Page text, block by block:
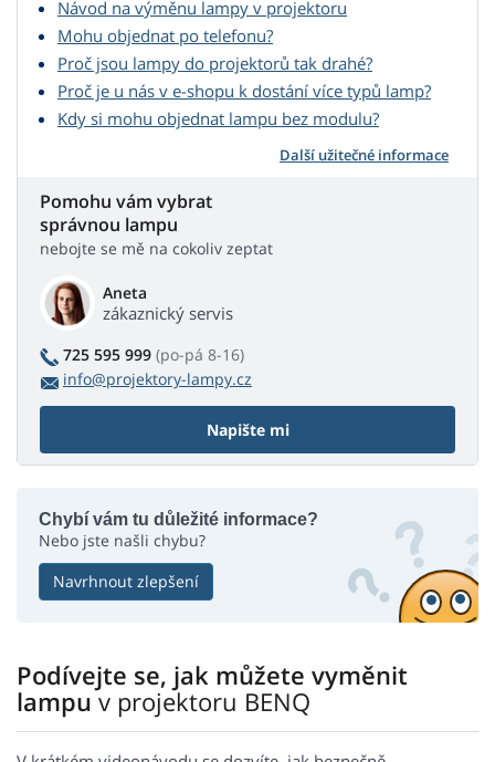
Návod na výměnu lampy v projektoru
Mohu objednat po telefonu?
Proč jsou lampy do projektorů tak drahé?
Proč je u nás v e-shopu k dostání více typů lamp?
Kdy si mohu objednat lampu bez modulu?
Další užitečné informace
Pomohu vám vybrat
správnou lampu
nebojte se mě na cokoliv zeptat
Aneta
zákaznický servis
725 595 999 (po-pá 8-16)
info@projektory-lampy.cz
Napište mi
Chybí vám tu důležité informace?
Nebo jste našli chybu?
Navrhnout zlepšení
Podívejte se, jak můžete vyměnit
lampuv projektoru BENQ